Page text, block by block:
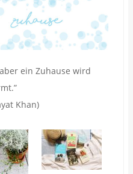
ein Zuhause wird
Khan)